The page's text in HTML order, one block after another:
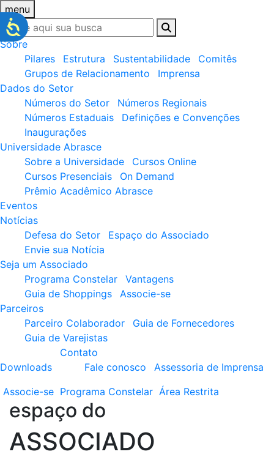
menu
Sobre
Pilares
Estrutura Sustentabilidade
Comitês
Grupos de Relacionamento
Imprensa
Dados do Setor
Números do Setor
Números Regionais
Números Estaduais
Definições e Convenções
Inaugurações
Universidade Abrasce
Sobre a Universidade
Cursos Online
Cursos Presenciais
On Demand
Prêmio Acadêmico Abrasce
Eventos
Notícias
Defesa do Setor
Espaço do Associado
Envie sua Notícia
Seja um Associado
Programa Constelar
Vantagens
Guia de Shoppings
Associe-se
Parceiros
Parceiro Colaborador
Guia de Fornecedores
Guia de Varejistas
Downloads
Contato
Fale conosco
Assessoria de Imprensa
Associe-se Programa Constelar Área Restrita
espaço do
ASSOCIADO